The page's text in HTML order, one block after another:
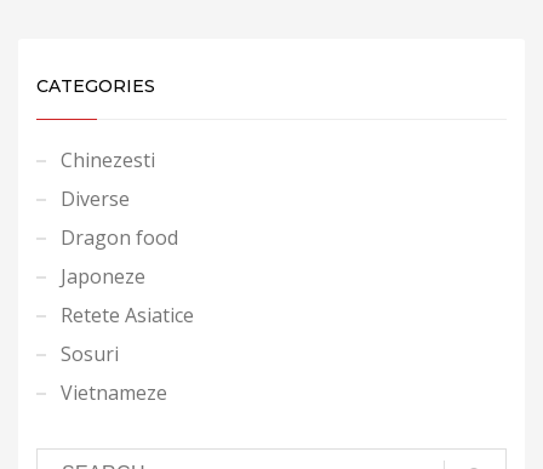
CATEGORIES
Chinezesti
Diverse
Dragon food
Japoneze
Retete Asiatice
Sosuri
Vietnameze